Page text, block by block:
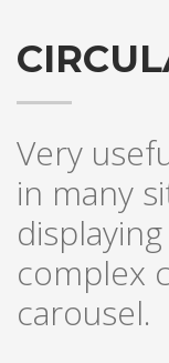
Very
in many
complex
carousel.